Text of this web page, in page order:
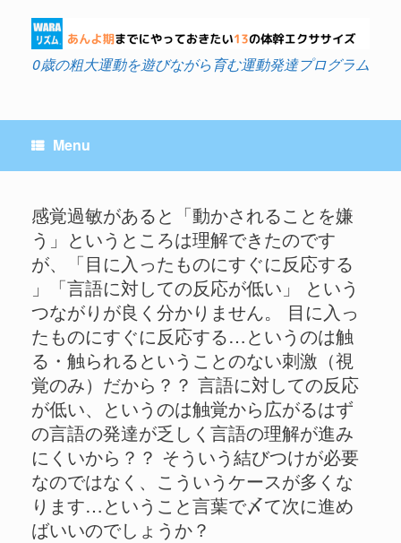
content
0歳の粗大運動を遊びながら育む運動発達プログラム
Menu
感覚過敏があると「動かされることを嫌
う」というところは理解できたのです
が、「目に入ったものにすぐに反応する
」「言語に対しての反応が低い」 という
つながりが良く分かりません。 目に入っ
たものにすぐに反応する…というのは触
る・触られるということのない刺激（視
覚のみ）だから？？ 言語に対しての反応
が低い、というのは触覚から広がるはず
の言語の発達が乏しく言語の理解が進み
にくいから？？ そういう結びつけが必要
なのではなく、こういうケースが多くな
ります…ということ言葉で〆て次に進め
ばいいのでしょうか？
Post navigation